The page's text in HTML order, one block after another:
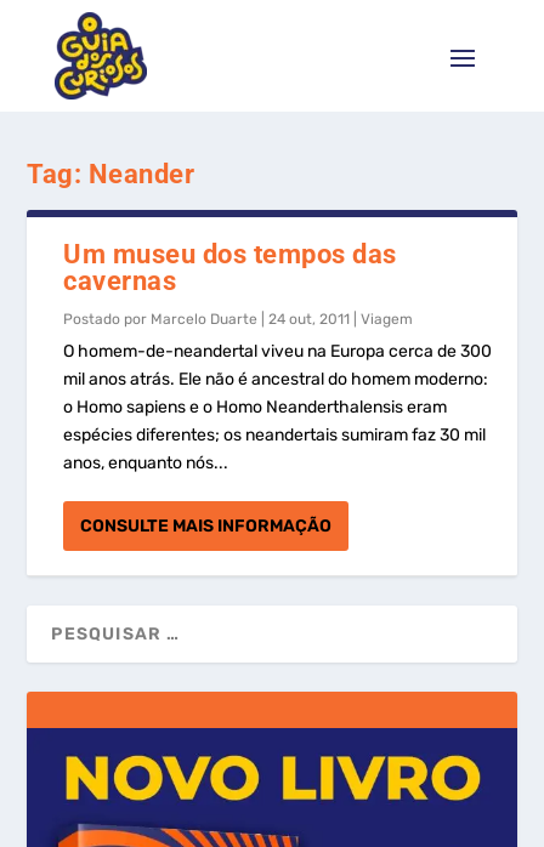
Tag: Neander
Um museu dos tempos das
cavernas
Postado por Marcelo Duarte |24 out, 2011 |Viagem
O homem-de-neandertal viveu na Europa cerca de 300
mil anos atrás. Ele não é ancestral do homem moderno:
o Homo sapiens e o Homo Neanderthalensis eram
espécies diferentes; os neandertais sumiram faz 30 mil
anos, enquanto nós...
CONSULTE MAIS INFORMAÇÃO